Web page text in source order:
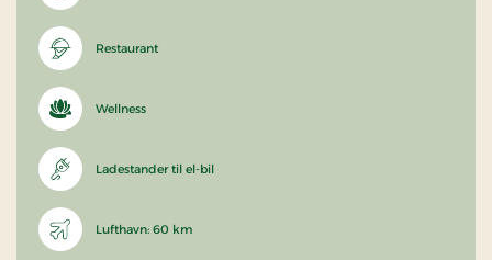
Restaurant
Wellness
Ladestander til el-bil
Lufthavn: 60 km